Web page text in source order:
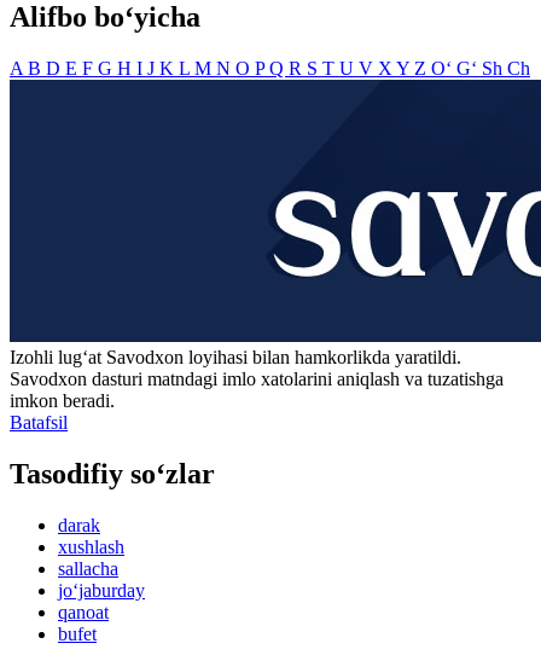
Alifbo bo‘yicha
A B D E F G H I J K L M N O PQ R S T U V X Y Z O‘ G‘ Sh Ch
Izohli lugʻat Savodxon loyihasi bilan hamkorlikda yaratildi.
Savodxon dasturi matndagi imlo xatolarini aniqlash va tuzatishga
imkon beradi.
Batafsil
Tasodifiy so‘zlar
darak
xushlash
sallacha
jo‘jaburday
qanoat
bufet